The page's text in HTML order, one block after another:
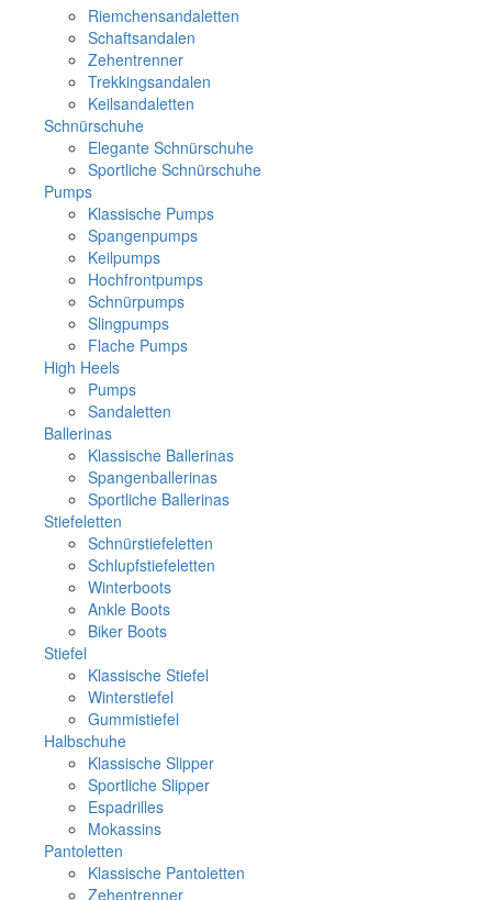
Riemchensandaletten
Schaftsandalen
Zehentrenner
Trekkingsandalen
Keilsandaletten
Schnürschuhe
Elegante Schnürschuhe
Sportliche Schnürschuhe
Pumps
Klassische Pumps
Spangenpumps
Keilpumps
Hochfrontpumps
Schnürpumps
Slingpumps
Flache Pumps
High Heels
Pumps
Sandaletten
Ballerinas
Klassische Ballerinas
Spangenballerinas
Sportliche Ballerinas
Stiefeletten
Schnürstiefeletten
Schlupfstiefeletten
Winterboots
Ankle Boots
Biker Boots
Stiefel
Klassische Stiefel
Winterstiefel
Gummistiefel
Halbschuhe
Klassische Slipper
Sportliche Slipper
Espadrilles
Mokassins
Pantoletten
Klassische Pantoletten
Zehentrenner